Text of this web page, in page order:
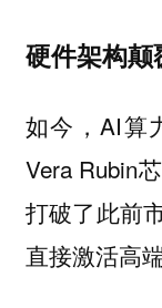
硬件架构颠
如今，AI算
Vera Rubin
打破了此前
直接激活高